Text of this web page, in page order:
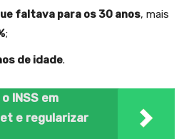
faltava para os 30 anos, mais
;
de idade.
INSS em
e regularizar